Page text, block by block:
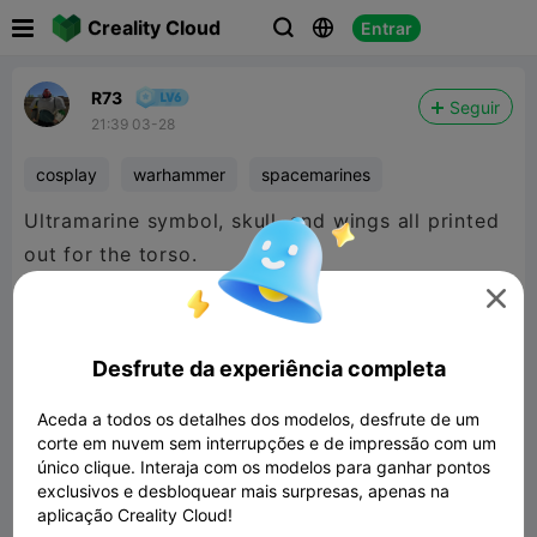
Creality Cloud   Entrar
R73
21:39 03-28
Seguir
cosplay warhammer spacemarines
Ultramarine symbol, skull, and wings all printed
out for the torso.

Desfrute da experiência completa
Aceda a todos os detalhes dos modelos, desfrute de um
corte em nuvem sem interrupções e de impressão com um
único clique. Interaja com os modelos para ganhar pontos
exclusivos e desbloquear mais surpresas, apenas na
aplicação Creality Cloud!